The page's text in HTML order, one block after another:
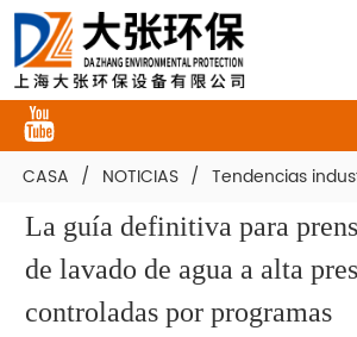
CASA / NOTICIAS / Tendencias
La guía definitiva para
de lavado de agua a alta
controladas por programas